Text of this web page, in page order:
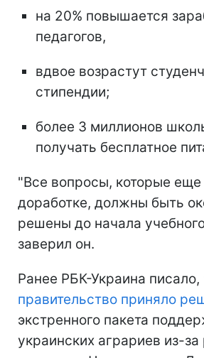
на 20% повышается
педагогов,
вдвое возрастут
стипендии;
более 3 миллионов
получать бесплатное
"Все вопросы, которые
доработке, должны быть
решены до начала
заверил он.
Ранее РБК-Украина писало,
правительство приняло
экстренного пакета
украинских аграриев из-за